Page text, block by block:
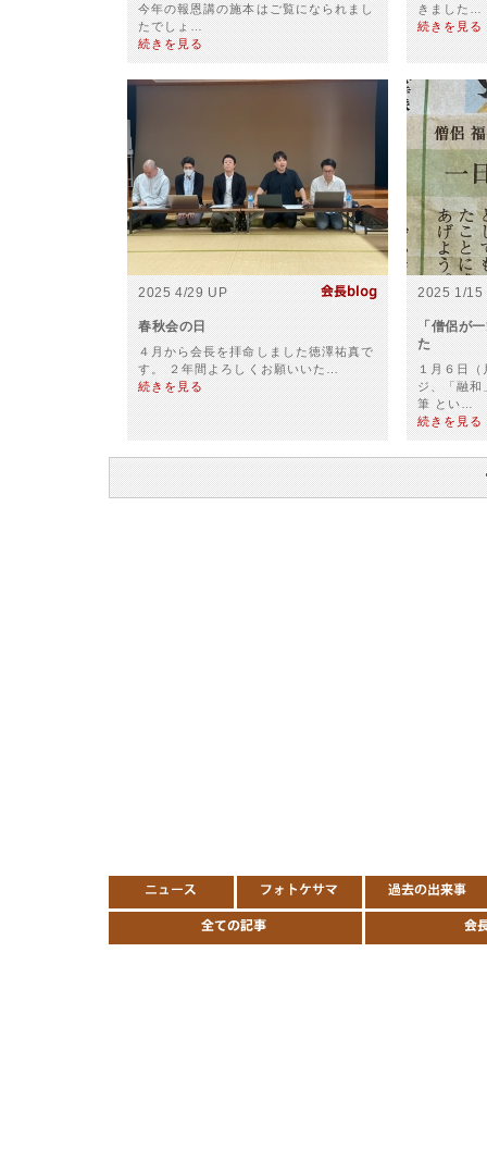
今年の報恩講の施本はご覧になられまし
たでしょ…
続きを見る
きました…
続きを見る
2025 4/29 UP
春秋会の日
４月から会長を拝命しました徳澤祐真で
す。 ２年間よろしくお願いいた…
続きを見る
2025 1/15
「僧侶が
た
１月６日（
ジ、「融和
筆 とい…
続きを見る